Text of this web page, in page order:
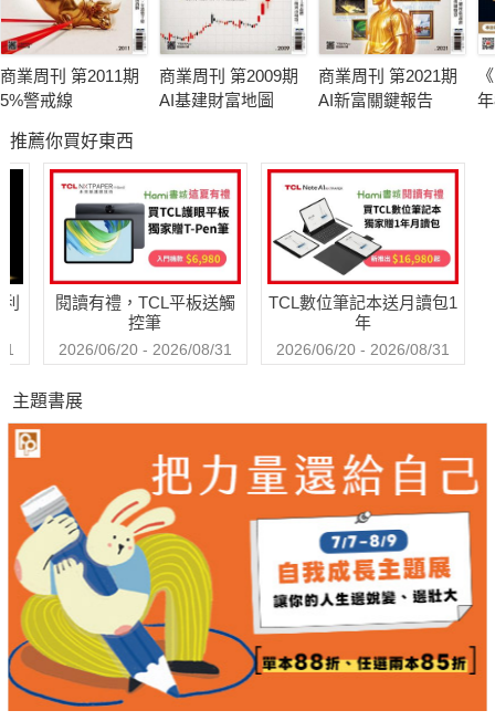
商業周刊 第2011期
5%警戒線
商業周刊 第2009期
AI基建財富地圖
商業周刊 第2021期
AI新富關鍵報告
推薦你買好東西
閱讀有禮，TCL平板送觸
控筆
2026/06/20 - 2026/08/31
TCL數位筆記本送月讀包1
年
2026/06/20 - 2026/08/31
主題書展